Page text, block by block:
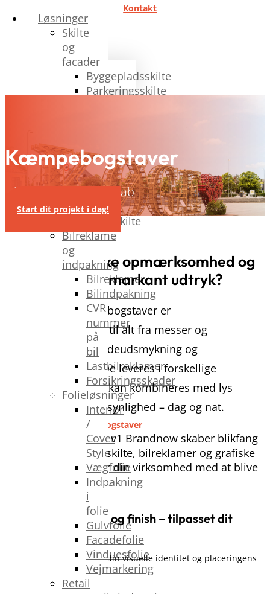
Løsninger
Skilte
og
facader
Byggepladsskilte
Parkeringsskilte
Pyloner
Wayfinding
Butiksskilte
skiltning
Metalskilte
Bilreklame
og
indpakning
Bilreklamer
Bilindpakning
CVR
nummer
på
bil
Lastbilreklamer
Forsikringsskader
Folieløsninger
Interiør
/
Cover
Style
Vægfolie
Indpakning
i
folie
Gulvfolie
Facadefolie
Vinduesfolie
Vejmarkering
Retail
Kontakt
Kæmpebogstaver
– blikfang med budskab
Start dit projekt i dag!
Vil du tiltrække opmærksomhed og
skabe et markant udtryk?
Vores kæmpebogstaver er
skræddersyet til alt fra messer og
til facadeudsmykning og
receptioner. De leveres i forskellige
materialer og kan kombineres med lys
for maksimal synlighed – dag og nat.
Få hjælp til kæmpebogstaver
Design, materialer og finish – tilpasset dit
Alt designes og tilpasses din visuelle identitet og placeringens